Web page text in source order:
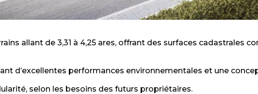
allant de 3,31 à 4,25 ares, offrant des surfaces cadastrales
d’excellentes performances environnementales et une
selon les besoins des futurs propriétaires.